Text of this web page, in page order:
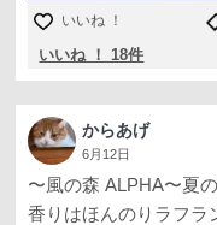
いいね ！
いいね ！ 18件
からあげ
6月12日
〜風の森 ALPHA〜夏
香りはほんのりラフラ